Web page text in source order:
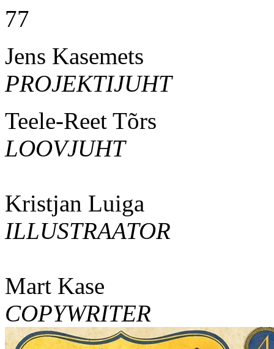
77
Jens Kasemets
PROJEKTIJUHT
Teele-Reet Tõrs
LOOVJUHT
Kristjan Luiga
ILLUSTRAATOR
Mart Kase
COPYWRITER